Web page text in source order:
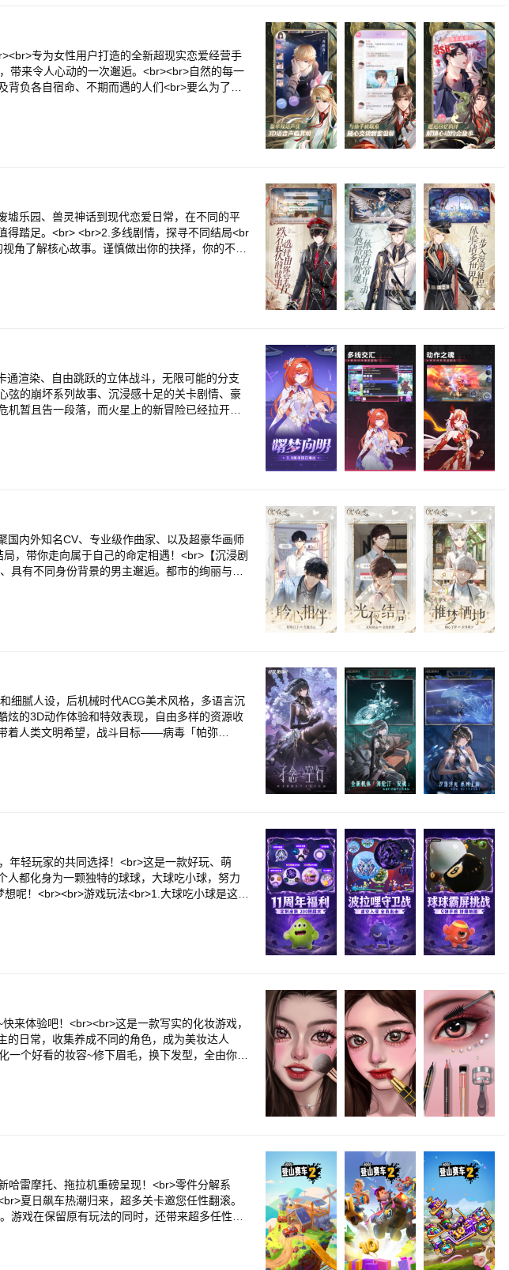
食物换故事，有人却在暗处盯着你背包里最后
一道没有正确答案的开放题。<br>【共筑家
里定义属于自己的家园。一砖一瓦、一梁一柱，
难得的温暖，是你拼尽所有也要守住的温度。
专为女性用户打造的全新超现实恋爱经营手
带来令人心动的一次邂逅。<br><br>自然的每一
负各自宿命、不期而遇的人们<br>要么为了不
特点：<br>【跌宕剧情 超越现实悬念迭起】<b
时逐渐了解不寻常的事实<br>著名声优阿杰、
【心动羁绊 收藏故事升级回忆】<br>海量精
随地和他定下一场甜蜜的约会！<br><br>【精彩
主角<br>从工作中的他到生活中的他，在点点滴
论是险象横生的离奇事件，还是光怪陆离的都市
心。
墟乐园、兽灵神话到现代恋爱日常，在不同的平
得踏足。<br> <br>2.多线剧情，探寻不同结局<br
角了解核心故事。谨慎做出你的抉择，你的不同
解锁每个心动瞬间。<br> <br>4.唯美原画，全
听觉完美享受，共同塑造沉浸式体验。<br> <b
者离开，接受他人的善意，或者与之为敌。<br>
影响后续的发展。或许影响的是笔记本上的只言
出不可逆转的选择。<br>那条无法回头的路，
你的选择会指向不同的结局。<br>请记住，你
通渲染、自由跳跃的立体战斗，无限可能的分支
的崩坏系列故事、沉浸感十足的关卡剧情、豪
暂且告一段落，而火星上的新冒险已经拉开帷
浓度能量，登录倒计时10,9,8…<br><br>「Ca
请和我们一起，为世界上所有的美好而战吧！<
为守护世界勇敢奋战。但这个「世界」，比想象
动作之魂！多元体系灵活配队】<br>更丰富的队
一起为美好而战吧！<br><br>【今日休假~ 日
吼休假券」快速完成任务，领取奖励吧！<br><br
，带来动画电影般鲜活的美感；全新的场景将陆
魅力吧！
国内外知名CV、专业级作曲家、以及超豪华画师
，带你走向属于自己的命定相遇！<br>【沉浸剧
有不同身份背景的男主邂逅。都市的绚丽与神
细腻写实的游戏画面，专业作曲家创造的充满
互动】除短信、电话、朋友圈、视频通话外，
他会用心记得你生活里的每一个细节，陪伴在
爱的人日夜相伴。<br>【全新农场系统】想知道
？来丰果农场，与他一同努力耕作，向着重建
细腻人设，后机械时代ACG美术风格，多语言沉
炫的3D动作体验和特效表现，自由多样的资源收
着人类文明希望，战斗目标——病毒「帕弥
年轻玩家的共同选择！<br>这是一款好玩、萌
都化身为一颗独特的球球，大球吃小球，努力
呢！<br><br>游戏玩法<br>1.大球吃小球是这个
有一天你也会成为强大的胖纸呢！<br>5.大球也
游戏特色<br>1.“戳戳戳”的懒癌操作<br>厕所里
癌男（女），也只需要动用一根食指慢慢悠闲的
啊”对战的策略就在你的指尖，而小小的快乐生在
定义外观和名字。“嘿，快到碗里来！” “看见
喔！快来为自己起个霸气的名字吧！<br><br>4.
款游戏里，你遇见谁都是有可能的喔。斗智斗勇
邪恶呢，但真的很好玩啊！哈哈哈！
体验吧！<br><br>这是一款写实的化妆游戏，
的日常，收集养成不同的角色，成为美妆达人
个好看的妆容~修下眉毛，换下发型，全由你来
的化妆工具，选择不同风格的化妆品，逐步操
到改变玩家外型的效果。如果在化妆过程中对
的效果为止。
哈雷摩托、拖拉机重磅呈现！<br>零件分解系
夏日飙车热潮归来，超多关卡邀您任性翻滚。
戏在保留原有玩法的同时，还带来超多任性好